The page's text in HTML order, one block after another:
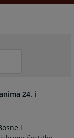
24. i
i